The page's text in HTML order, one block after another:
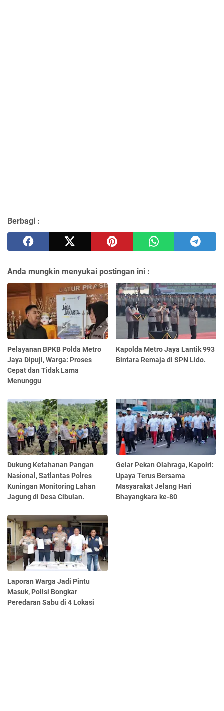
Berbagi :
Anda mungkin menyukai postingan ini :
Pelayanan BPKB Polda Metro
Jaya Dipuji, Warga: Proses
Cepat dan Tidak Lama
Menunggu
Kapolda Metro Jaya Lantik 993
Bintara Remaja di SPN Lido.
Dukung Ketahanan Pangan
Nasional, Satlantas Polres
Kuningan Monitoring Lahan
Jagung di Desa Cibulan.
Gelar Pekan Olahraga, Kapolri:
Upaya Terus Bersama
Masyarakat Jelang Hari
Bhayangkara ke-80
Laporan Warga Jadi Pintu
Masuk, Polisi Bongkar
Peredaran Sabu di 4 Lokasi